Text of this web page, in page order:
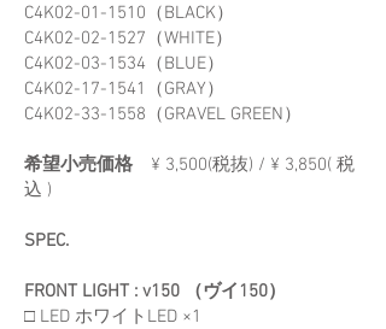
C4K02-01-1510（BLACK）
C4K02-02-1527（WHITE）
C4K02-03-1534（BLUE）
C4K02-17-1541（GRAY）
C4K02-33-1558（GRAVEL GREEN）
希望小売価格 ¥ 3,500(税抜) / ¥ 3,850( 税
込 )
SPEC.
FRONT LIGHT : v150 （ヴイ150）
□ LED ホワイトLED ×1